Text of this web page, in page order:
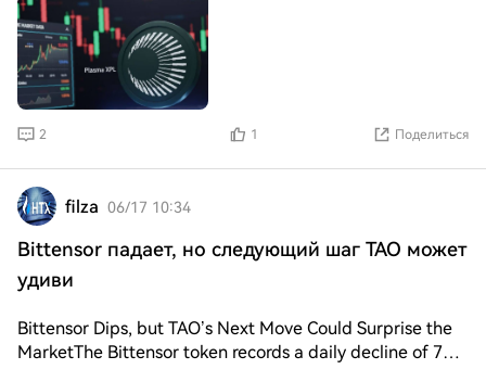
11.34% of its value, while its trading volume dropped
51.96% to $205.8 million. This combination reflects
reduced conviction among market participants. Rather
than attracting fresh demand, XPL experienced lower
engagement from traders despite remaining among
actively traded assets. The decline in volume suggested
upside pressure and lost ground near a key resistance
region.
2 1 Поделиться
filza 06/17 10:34
Bittensor падает, но следующий шаг TAO может
удиви
Bittensor Dips, but TAO’s Next Move Could Surprise the
MarketThe Bittensor token records a daily decline of 7%